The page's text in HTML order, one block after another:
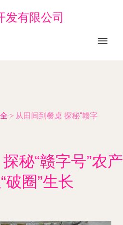
发有限公司
> 从田间到餐桌 探秘“赣字
秘“赣字号”农产
破圈”生长